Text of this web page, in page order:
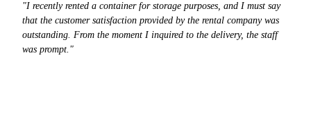
"I recently rented a container for storage purposes, and I must say
that the customer satisfaction provided by the rental company was
outstanding. From the moment I inquired to the delivery, the staff
was prompt."